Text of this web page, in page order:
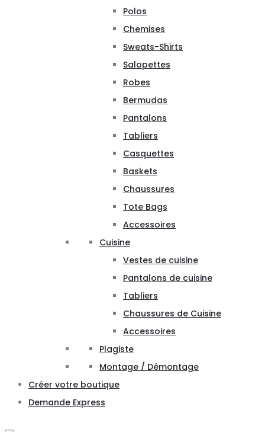
Polos
Chemises
Sweats-Shirts
Salopettes
Robes
Bermudas
Pantalons
Tabliers
Casquettes
Baskets
Chaussures
Tote Bags
Accessoires
Cuisine
Vestes de cuisine
Pantalons de cuisine
Tabliers
Chaussures de Cuisine
Accessoires
Plagiste
Montage / Démontage
Créer votre boutique
Demande Express